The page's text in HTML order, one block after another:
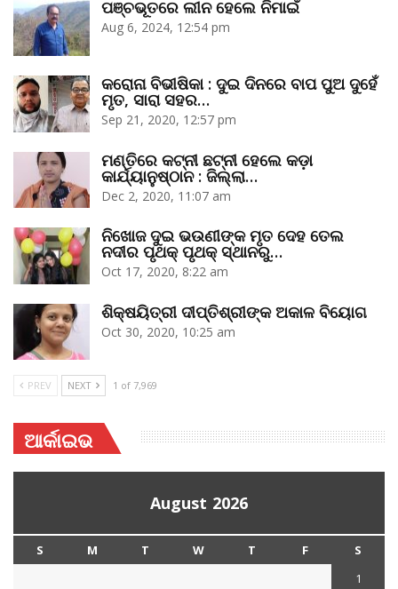
ପଞ୍ଚଭୂତରେ ଲୀନ ହେଲେ ନିମାଇଁ
Aug 6, 2024, 12:54 pm
କରୋନା ବିଭୀଷିକା : ଦୁଇ ଦିନରେ ବାପ ପୁଅ ଦୁହେଁ
ମୃତ, ସାରା ସହର…
Sep 21, 2020, 12:57 pm
ମଣ୍ତିରେ କଟ୍‌ନୀ ଛଟ୍‌ନୀ ହେଲେ କଡ଼ା
କାର୍ଯ୍ୟାନୁଷ୍ଠାନ : ଜିଲ୍ଲା…
Dec 2, 2020, 11:07 am
ନିଖୋଜ ଦୁଇ ଭଉଣୀଙ୍କ ମୃତ ଦେହ ତେଲ
ନଦୀର ପୃଥକ୍‌ ପୃଥକ୍‌ ସ୍ଥାନରୁ…
Oct 17, 2020, 8:22 am
ଶିକ୍ଷୟିତ୍ରୀ ଦୀପ୍ତିଶ୍ରୀଙ୍କ ଅକାଳ ବିୟୋଗ
Oct 30, 2020, 10:25 am
PREV NEXT 1 of 7,969
ଆର୍କାଇଭ
August 2026
S M T W T F
S
1